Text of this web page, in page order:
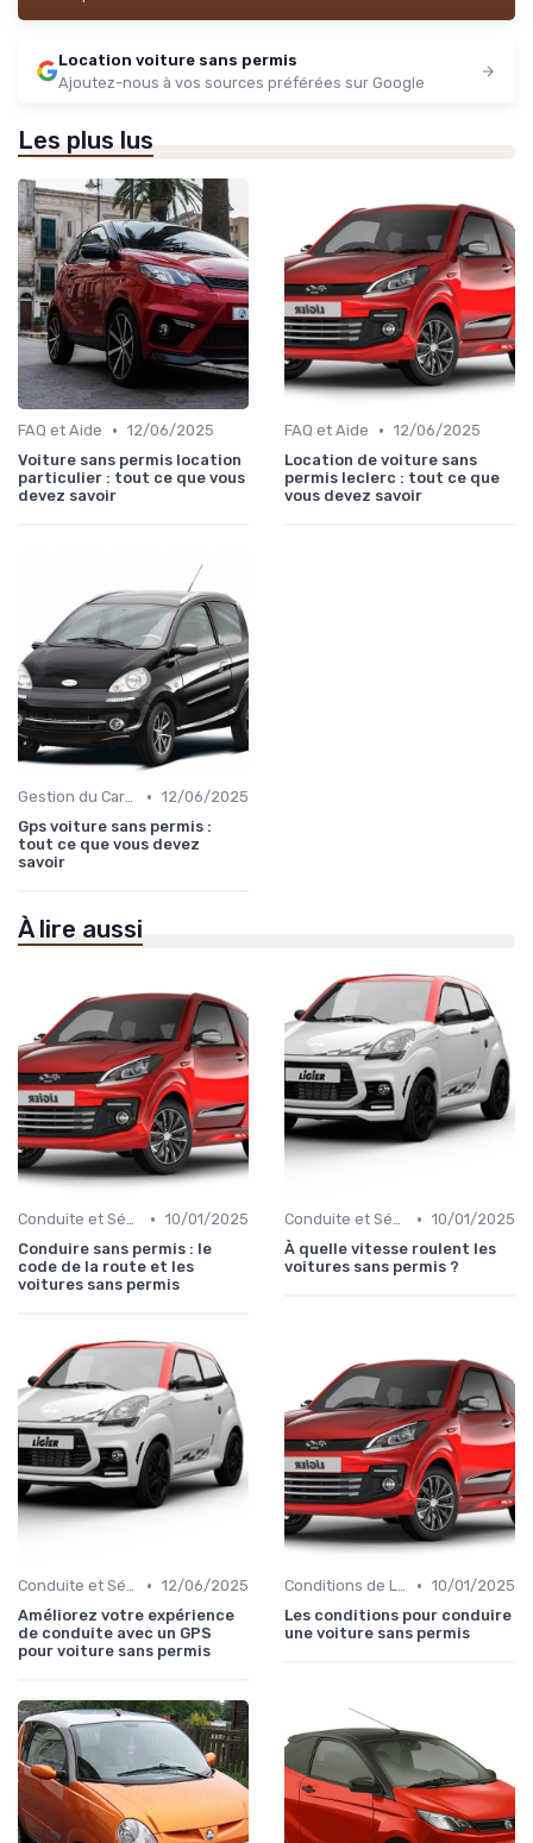
Location voiture sans permis
Ajoutez-nous à vos sources préférées sur Google
Les plus lus
FAQ et Aide • 12/06/2025
Voiture sans permis location
particulier : tout ce que vous
devez savoir
FAQ et Aide • 12/06/2025
Location de voiture sans
permis leclerc : tout ce que
vous devez savoir
Gestion du Carburant et Entretien • 12/06/2025
Gps voiture sans permis :
tout ce que vous devez
savoir
À lire aussi
Conduite et Sécurité • 10/01/2025
Conduire sans permis : le
code de la route et les
voitures sans permis
Conduite et Sécurité • 10/01/2025
À quelle vitesse roulent les
voitures sans permis ?
Conduite et Sécurité • 12/06/2025
Améliorez votre expérience
de conduite avec un GPS
pour voiture sans permis
Conditions de Location • 10/01/2025
Les conditions pour conduire
une voiture sans permis